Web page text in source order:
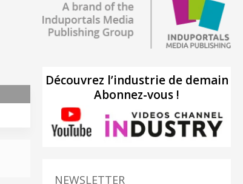
Découvrez l’industrie de demain
Abonnez-vous !
NEWSLETTER